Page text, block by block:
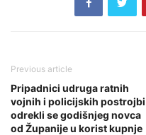
Previous article
Pripadnici udruga ratnih
vojnih i policijskih postrojbi
odrekli se godišnjeg novca
od Županije u korist kupnje